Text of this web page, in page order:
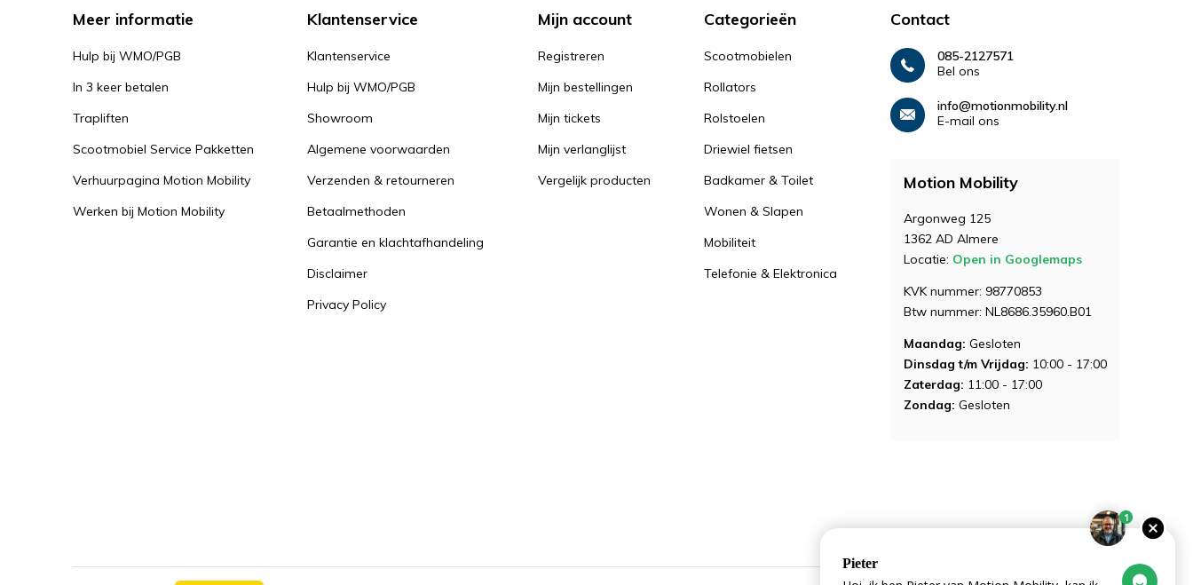
Meer informatie
Hulp bij WMO/PGB
In 3 keer betalen
Trapliften
Scootmobiel Service Pakketten
Verhuurpagina Motion Mobility
Werken bij Motion Mobility
Klantenservice
Klantenservice
Hulp bij WMO/PGB
Showroom
Algemene voorwaarden
Verzenden & retourneren
Betaalmethoden
Garantie en klachtafhandeling
Disclaimer
Privacy Policy
Mijn account
Registreren
Mijn bestellingen
Mijn tickets
Mijn verlanglijst
Vergelijk producten
Categorieën
Scootmobielen
Rollators
Rolstoelen
Driewiel fietsen
Badkamer & Toilet
Wonen & Slapen
Mobiliteit
Telefonie & Elektronica
Contact
085-2127571
Bel ons
info@motionmobility.nl
E-mail ons
Motion Mobility
Argonweg 125
1362 AD Almere
Locatie: Open in Googlemaps
KVK nummer: 98770853
Btw nummer: NL8686.35960.B01
Maandag: Gesloten
Dinsdag t/m Vrijdag: 10:00 - 17:00
Zaterdag: 11:00 - 17:00
Zondag: Gesloten
1
Pieter